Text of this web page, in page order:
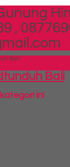
Gunung
,
Bali'
Bali
ini